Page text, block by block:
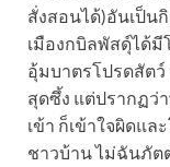
สั่งสอนได้)อันเป็น
เมืองกบิลพัสดุ์ได้
อุ้มบาตรโปรดสัต
สุดซึ้ง แต่ปรากฏว่
เข้า ก็เข้าใจผิดแ
ชาวบ้าน ไม่ฉันภัต